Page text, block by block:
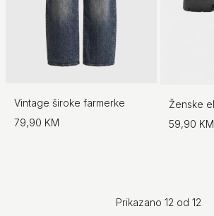
Vintage široke farmerke
79,90 KM
59,90 KM
Prikazano 12 od 12